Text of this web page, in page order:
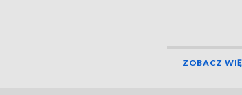
ZOBACZ